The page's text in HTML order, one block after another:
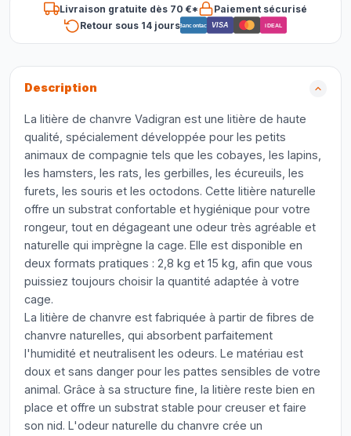
Livraison gratuite dès 70 €*
Paiement sécurisé
Retour sous 14 joursBancontact VISA iDEAL
Description
La litière de chanvre Vadigran est une litière de haute
qualité, spécialement développée pour les petits
animaux de compagnie tels que les cobayes, les lapins,
les hamsters, les rats, les gerbilles, les écureuils, les
furets, les souris et les octodons. Cette litière naturelle
offre un substrat confortable et hygiénique pour votre
rongeur, tout en dégageant une odeur très agréable et
naturelle qui imprègne la cage. Elle est disponible en
deux formats pratiques : 2,8 kg et 15 kg, afin que vous
puissiez toujours choisir la quantité adaptée à votre
cage.
La litière de chanvre est fabriquée à partir de fibres de
chanvre naturelles, qui absorbent parfaitement
l'humidité et neutralisent les odeurs. Le matériau est
doux et sans danger pour les pattes sensibles de votre
animal. Grâce à sa structure fine, la litière reste bien en
place et offre un substrat stable pour creuser et faire
son nid. L'odeur naturelle du chanvre crée un